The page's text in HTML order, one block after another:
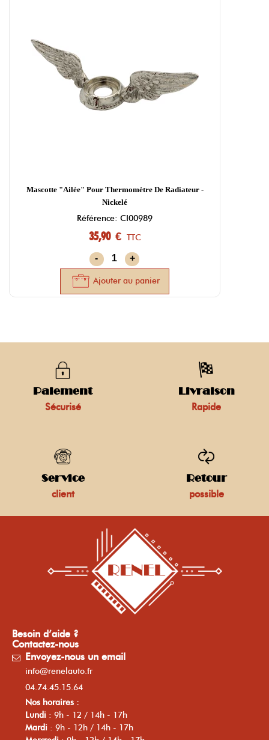
Mascotte "ailée" Pour Thermomètre De Radiateur -
Nickelé
Référence: CI00989
35,90 € TTC
-
+
Ajouter au panier
Paiement
Sécurisé
Livraison
Rapide
Service
client
Retour
possible
Besoin d’aide ?
Contactez-nous
Envoyez-nous un email
info@renelauto.fr
04.74.45.15.64
Nos horaires :
Lundi : 9h - 12 / 14h - 17h
Mardi : 9h - 12h / 14h - 17h